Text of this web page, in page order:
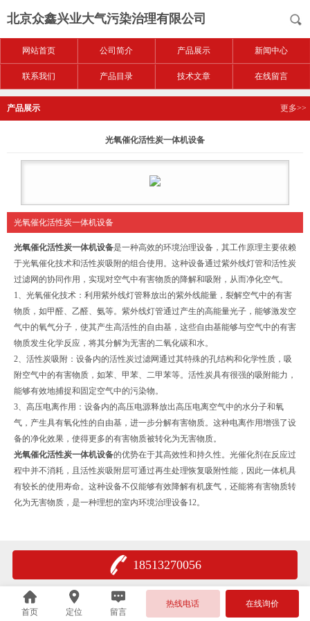
北京众鑫兴业大气污染治理有限公司
网站首页 公司简介 产品展示 新闻中心
联系我们 产品目录 技术文章 在线留言
产品展示 更多>>
光氧催化活性炭一体机设备
光氧催化活性炭一体机设备
光氧催化活性炭一体机设备是一种高效的环境治理设备，‌其工作原理主要依赖
于光氧催化技术和活性炭吸附的组合使用。‌这种设备通过紫外线灯管和活性炭
过滤网的协同作用，‌实现对空气中有害物质的降解和吸附，‌从而净化空气。‌
1、光氧催化技术：‌利用紫外线灯管释放出的紫外线能量，‌裂解空气中的有害
物质，‌如甲醛、‌乙醛、‌氨等。‌紫外线灯管通过产生的高能量光子，‌能够激发空
气中的氧气分子，‌使其产生高活性的自由基，‌这些自由基能够与空气中的有害
物质发生化学反应，‌将其分解为无害的二氧化碳和水。‌
2、活性炭吸附：‌设备内的活性炭过滤网通过其特殊的孔结构和化学性质，‌吸
附空气中的有害物质，‌如苯、‌甲苯、‌二甲苯等。‌活性炭具有很强的吸附能力，‌
能够有效地捕捉和固定空气中的污染物。‌
3、高压电离作用：‌设备内的高压电源释放出高压电离空气中的水分子和氧
气，‌产生具有氧化性的自由基，‌进一步分解有害物质。‌这种电离作用增强了设
备的净化效果，‌使得更多的有害物质被转化为无害物质。‌
光氧催化活性炭一体机设备的优势在于其高效性和持久性。‌光催化剂在反应过
程中并不消耗，‌且活性炭吸附层可通过再生处理恢复吸附性能，‌因此一体机具
有较长的使用寿命。‌这种设备不仅能够有效降解有机废气，‌还能将有害物质转
化为无害物质，‌是一种理想的室内环境治理设备12。‌
18513270056
首页 定位 留言
热线电话 在线询价